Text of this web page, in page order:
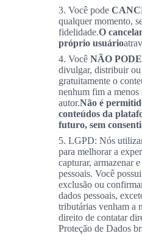
Você pode
qualquer momento,
fidelidade.O
próprio usuário
Você NÃO PODE
divulgar, distribuir
gratuitamente o
nenhum fim a
autor.Não é
conteúdos da
futuro, sem
LGPD: Nós
para melhorar a
capturar, armazenar
pessoais. Você
exclusão ou
dados pessoais,
tributárias venham a
direito de contatar
Proteção de Dados